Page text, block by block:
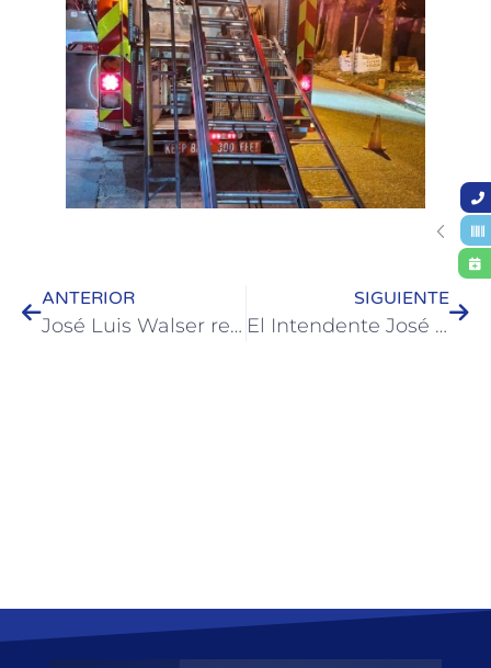
ANTERIOR
José Luis Walser recibió al palista Maximiliano Etchevarne antes de su competencia en Gualeguaychú
SIGUIENTE
El Intendente José Luis Walser recibió a Cynthia Fernández tras su consagración como Deportista del Año